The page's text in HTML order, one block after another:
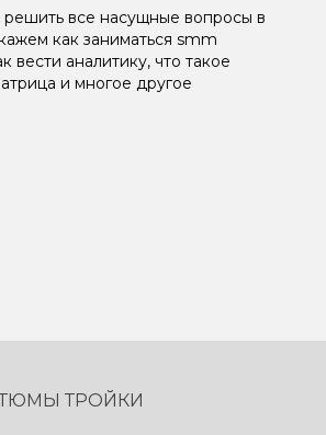
все насущные вопросы в
как заниматься smm
вести аналитику, что такое
и многое другое
ТРОЙКИ